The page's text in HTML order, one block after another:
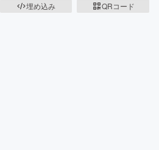
埋め込み
QRコード